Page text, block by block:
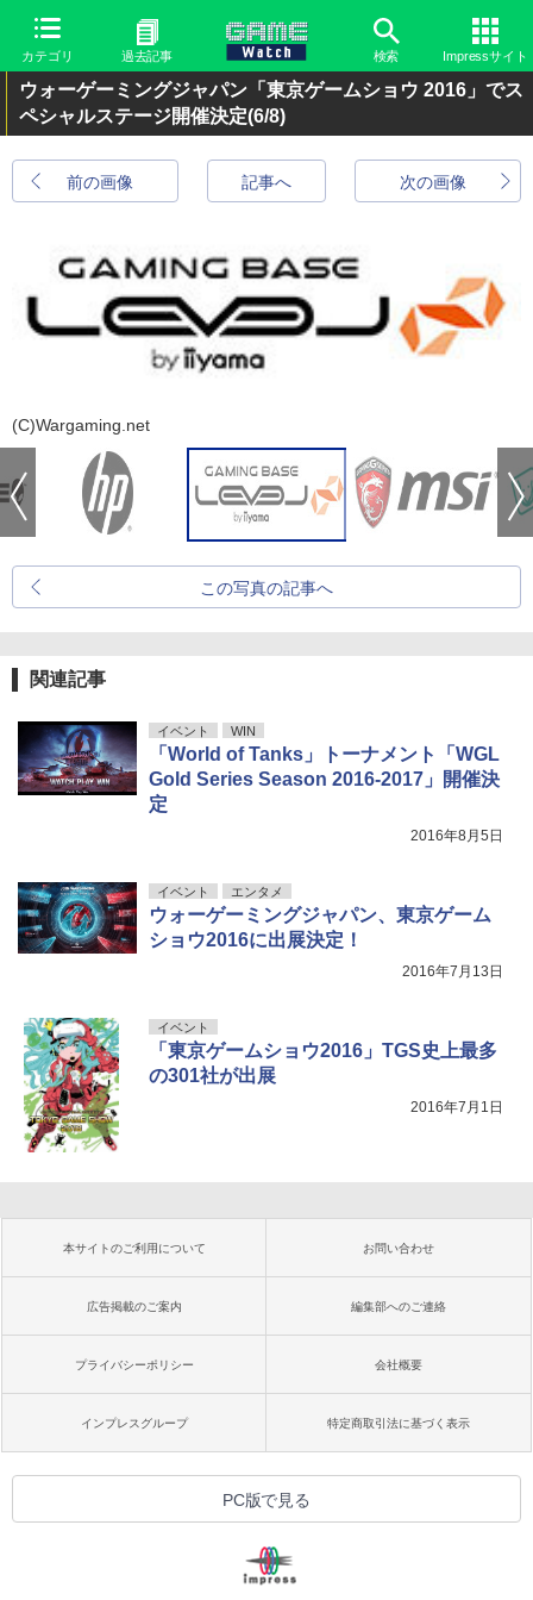
カテゴリ 過去記事 検索 Impressサイト
ウォーゲーミングジャパン「東京ゲームショウ 2016」でス
ペシャルステージ開催決定(6/8)
前の画像 次の画像
記事へ
(C)Wargaming.net
この写真の記事へ
関連記事
イベント WIN
「World of Tanks」トーナメント「WGL
Gold Series Season 2016-2017」開催決
定
2016年8月5日
イベント エンタメ
ウォーゲーミングジャパン、東京ゲーム
ショウ2016に出展決定！
2016年7月13日
イベント
「東京ゲームショウ2016」TGS史上最多
の301社が出展
2016年7月1日
本サイトのご利用について お問い合わせ
広告掲載のご案内 編集部へのご連絡
プライバシーポリシー 会社概要
インプレスグループ 特定商取引法に基づく表示
PC版で見る